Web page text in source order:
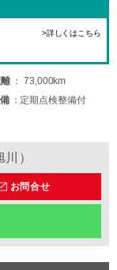
>詳しくはこちら
73,000km
定期点検整備付
）
お問合せ